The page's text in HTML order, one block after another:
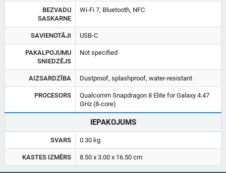
BEZVADU
SASKARNE
Wi-Fi 7, Bluetooth, NFC
SAVIENOTĀJI USB-C
PAKALPOJUMU
SNIEDZĒJS
Not specified
AIZSARDZĪBA Dustproof, splashproof, water-resistant
PROCESORS
Qualcomm Snapdragon 8 Elite for Galaxy 4.47
GHz (8-core)
IEPAKOJUMS
SVARS 0.30 kg
KASTES IZMĒRS 8.50 x 3.00 x 16.50 cm